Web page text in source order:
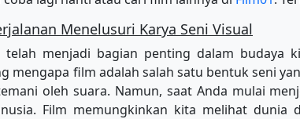
Menelusuri Karya Seni Visual
menjadi bagian penting dalam budaya
film adalah salah satu bentuk seni
oleh suara. Namun, saat Anda mulai
Film memungkinkan kita melihat dunia